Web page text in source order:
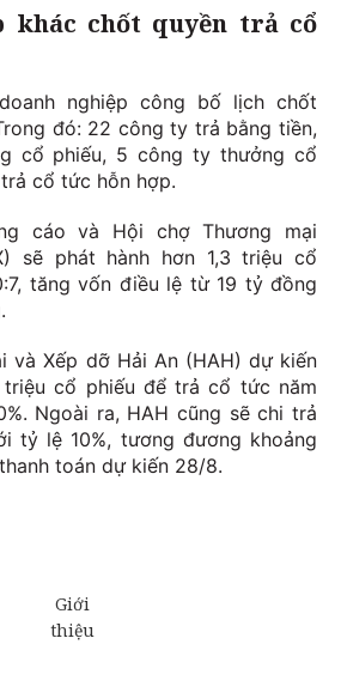
khác chốt quyền trả cổ
nghiệp công bố lịch chốt
đó: 22 công ty trả bằng tiền,
cổ phiếu, 5 công ty thưởng cổ
cổ tức hỗn hợp.
cáo và Hội chợ Thương mại
sẽ phát hành hơn 1,3 triệu cổ
tăng vốn điều lệ từ 19 tỷ đồng
và Xếp dỡ Hải An (HAH) dự kiến
cổ phiếu để trả cổ tức năm
Ngoài ra, HAH cũng sẽ chi trả
tỷ lệ 10%, tương đương khoảng
toán dự kiến 28/8.